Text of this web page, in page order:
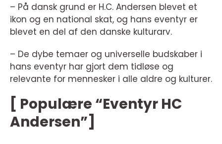
– På dansk grund er H.C. Andersen blevet et
ikon og en national skat, og hans eventyr er
blevet en del af den danske kulturarv.
– De dybe temaer og universelle budskaber i
hans eventyr har gjort dem tidløse og
relevante for mennesker i alle aldre og kulturer.
[ Populære “Eventyr HC
Andersen”]